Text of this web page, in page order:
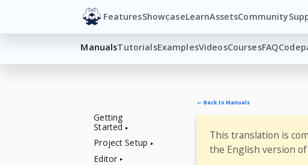
FeaturesShowcaseLearnAssetsCommunity
ManualsTutorialsExamplesVideosCoursesFAQ
Getting
Started
Project Setup
Editor
← Back to Manuals
This translation is
the English version